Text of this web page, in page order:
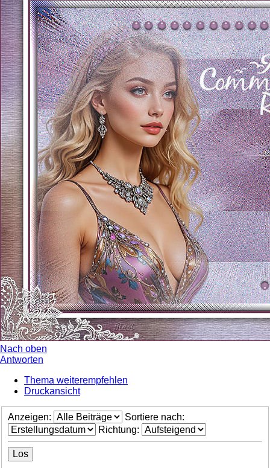
Nach oben
Antworten
Thema weiterempfehlen
Druckansicht
Anzeigen:
Sortiere nach:
Richtung: